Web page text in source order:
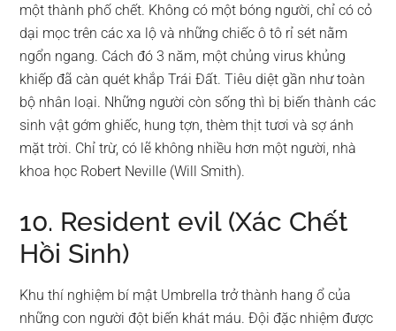
một thành phố chết. Không có một bóng người, chỉ có cỏ
dại mọc trên các xa lộ và những chiếc ô tô rỉ sét nằm
ngổn ngang. Cách đó 3 năm, một chủng virus khủng
khiếp đã càn quét khắp Trái Đất. Tiêu diệt gần như toàn
bộ nhân loại. Những người còn sống thì bị biến thành các
sinh vật gớm ghiếc, hung tợn, thèm thịt tươi và sợ ánh
mặt trời. Chỉ trừ, có lẽ không nhiều hơn một người, nhà
khoa học Robert Neville (Will Smith).
10. Resident evil (Xác Chết
Hồi Sinh)
Khu thí nghiệm bí mật Umbrella trở thành hang ổ của
những con người đột biến khát máu. Đội đặc nhiệm được